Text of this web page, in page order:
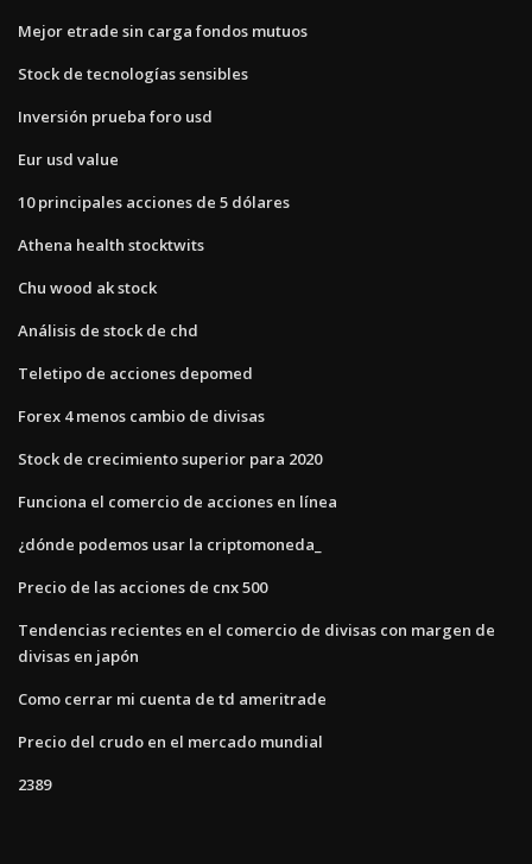
Mejor etrade sin carga fondos mutuos
Stock de tecnologías sensibles
Inversión prueba foro usd
Eur usd value
10 principales acciones de 5 dólares
Athena health stocktwits
Chu wood ak stock
Análisis de stock de chd
Teletipo de acciones depomed
Forex 4 menos cambio de divisas
Stock de crecimiento superior para 2020
Funciona el comercio de acciones en línea
¿dónde podemos usar la criptomoneda_
Precio de las acciones de cnx 500
Tendencias recientes en el comercio de divisas con margen de
divisas en japón
Como cerrar mi cuenta de td ameritrade
Precio del crudo en el mercado mundial
2389